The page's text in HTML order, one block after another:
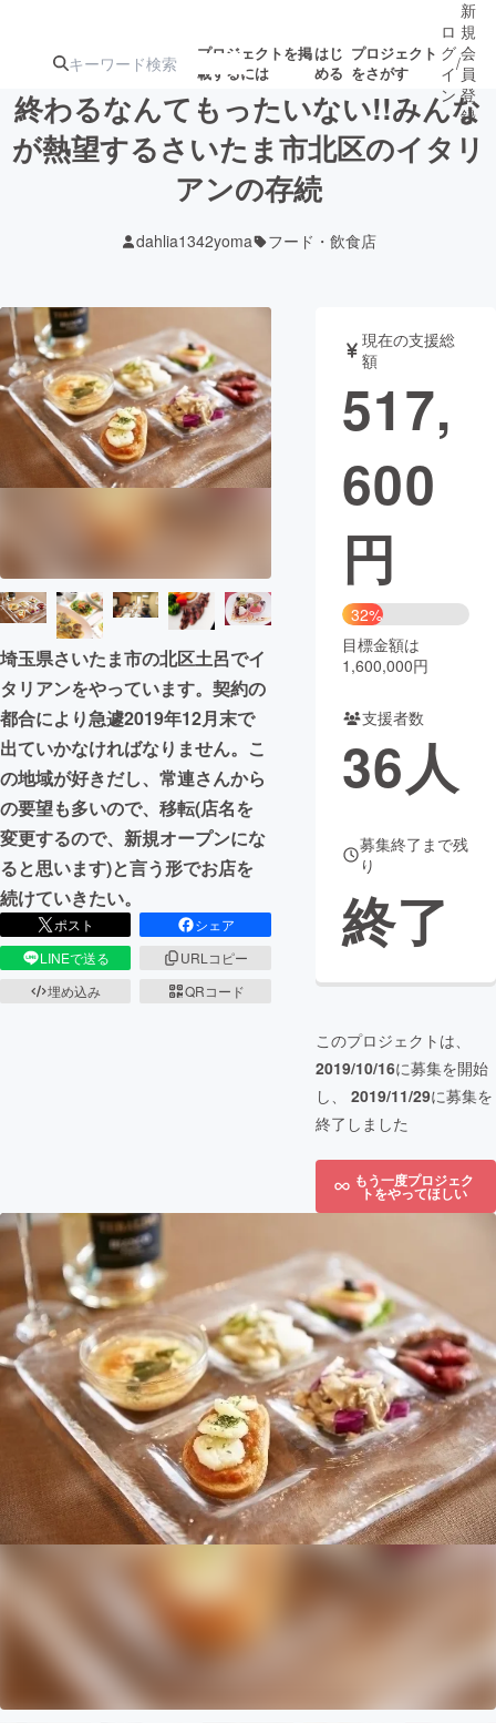
プロジェクトを掲
載するには
はじ
める
プロジェクト
をさがす
注目の新着プロ募集終了が近いプ
テクノロジー・ガジェット
映像・映画 書籍・雑誌
ビジネス・起業 チャレンジ
CAMPFIRE for Social Good
CAMPFIRE Creation
CAMPFIREふるさと納税
コミュニティ
ロ
グ
イ
ン
/
新
規
会
員
登
録
終わるなんてもったいない!!みんな
が熱望するさいたま市北区のイタリ
アンの存続
dahlia1342yoma フード・飲食店
埼玉県さいたま市の北区土呂でイ
タリアンをやっています。契約の
都合により急遽2019年12月末で
出ていかなければなりません。こ
の地域が好きだし、常連さんから
の要望も多いので、移転(店名を
変更するので、新規オープンにな
ると思います)と言う形でお店を
続けていきたい。
ポスト
シェア
LINEで送る
URLコピー
埋め込み
QRコード
現在の支援総
額
517,
600
円
32%
目標金額は
1,600,000円
支援者数
36人
募集終了まで残
り
終了
このプロジェクトは、
2019/10/16に募集を開始
し、 2019/11/29に募集を
終了しました
もう一度プロジェク
トをやってほしい